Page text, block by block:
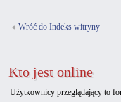
Wróć do Indeks witryny
Kto jest online
Użytkownicy przeglądający to